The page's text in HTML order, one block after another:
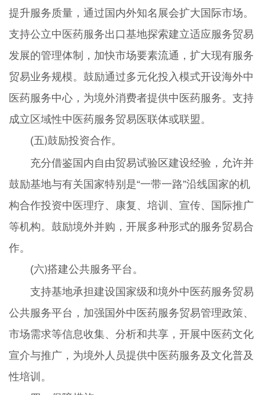
提升服务质量，通过国内外知名展会扩大国际市场。
支持公立中医药服务出口基地探索建立适应服务贸易
发展的管理体制，加快市场要素流通，扩大现有服务
贸易业务规模。鼓励通过多元化投入模式开设海外中
医药服务中心，为境外消费者提供中医药服务。支持
成立区域性中医药服务贸易医联体或联盟。
(五)鼓励投资合作。
充分借鉴国内自由贸易试验区建设经验，允许并
鼓励基地与有关国家特别是“一带一路”沿线国家的机
构合作投资中医理疗、康复、培训、宣传、国际推广
等机构。鼓励境外并购，开展多种形式的服务贸易合
作。
(六)搭建公共服务平台。
支持基地承担建设国家级和境外中医药服务贸易
公共服务平台，加强国外中医药服务贸易管理政策、
市场需求等信息收集、分析和共享，开展中医药文化
宣介与推广，为境外人员提供中医药服务及文化普及
性培训。